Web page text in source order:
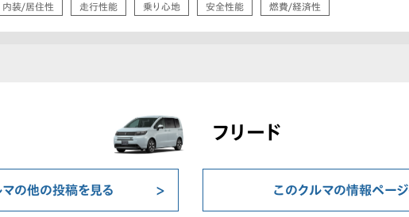
内装/居住性 走行性能 乗り心地 安全性能 燃費/経済性
フリード
マの他の投稿を見る このクルマの情報ペー